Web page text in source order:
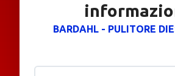
BARDAHL - PULITORE